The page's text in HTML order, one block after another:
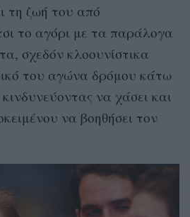
τη ζωή του από
το αγόρι με τα παράλογα
σχεδόν κλοουνίστικα
του αγώνα δρόμου κάτω
να χάσει και
να βοηθήσει τον